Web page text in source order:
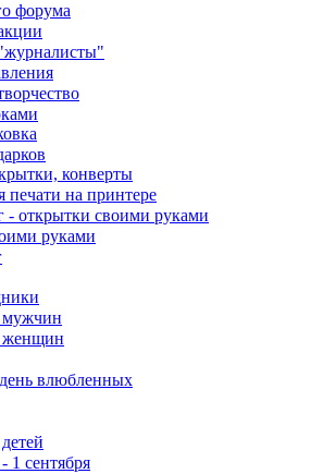
форума
конверты
на принтере
открытки своими руками
руками
влюбленных
сентября